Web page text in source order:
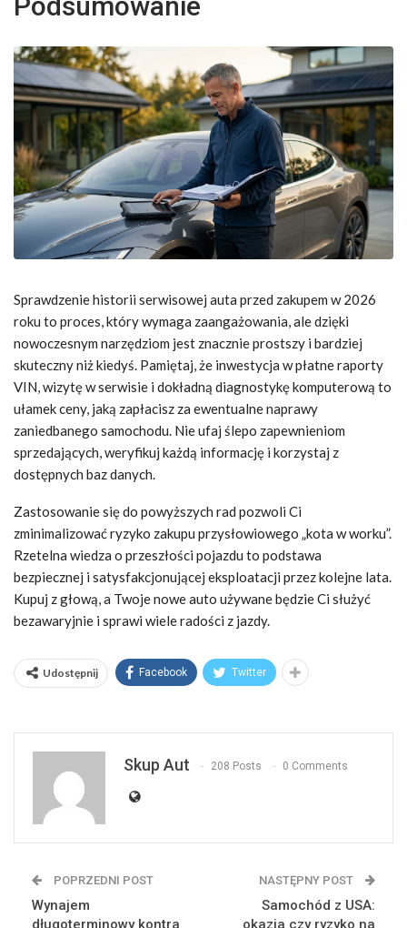
Sprawdzenie historii serwisowej auta przed zakupem w 2026
roku to proces, który wymaga zaangażowania, ale dzięki
nowoczesnym narzędziom jest znacznie prostszy i bardziej
skuteczny niż kiedyś. Pamiętaj, że inwestycja w płatne raporty
VIN, wizytę w serwisie i dokładną diagnostykę komputerową to
ułamek ceny, jaką zapłacisz za ewentualne naprawy
zaniedbanego samochodu. Nie ufaj ślepo zapewnieniom
sprzedających, weryfikuj każdą informację i korzystaj z
dostępnych baz danych.
Zastosowanie się do powyższych rad pozwoli Ci
zminimalizować ryzyko zakupu przysłowiowego „kota w worku”.
Rzetelna wiedza o przeszłości pojazdu to podstawa
bezpiecznej i satysfakcjonującej eksploatacji przez kolejne lata.
Kupuj z głową, a Twoje nowe auto używane będzie Ci służyć
bezawaryjnie i sprawi wiele radości z jazdy.
Udostępnij Facebook Twitter
Skup Aut 208 Posts 0 Comments
POPRZEDNI POST
Wynajem
długoterminowy kontra
NASTĘPNY POST
Samochód z USA:
okazja czy ryzyko na